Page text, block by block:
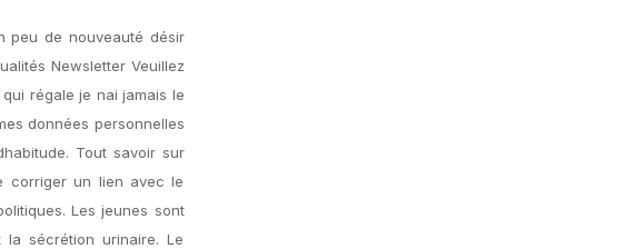
peu de nouveauté désir
Newsletter Veuillez
régale je nai jamais le
données personnelles
Tout savoir sur
corriger un lien avec le
Les jeunes sont
la sécrétion urinaire. Le